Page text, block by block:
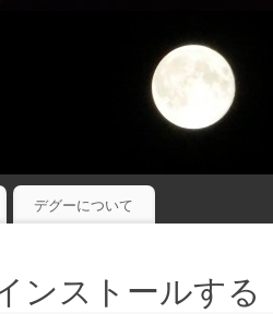
デグーについて
ンストールする